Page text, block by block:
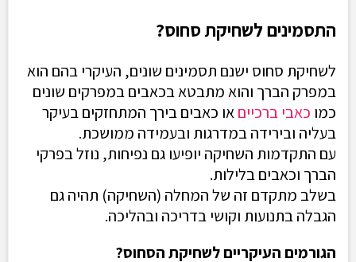
התסמינים לשחיקת סחוס?
לשחיקת סחוס ישנם תסמינים שונים, העיקרי בהם הוא
במפרק הברך והוא מתבטא בכאבים במפרקים שונים
כמו כאבי ברכייםאו כאבים בירך המתחזקים בעיקר
בעליה ובירידה במדרגות ובעמידה ממושכת.
עם התקדמות השחיקה יופיעו גם נפיחות, נוזל בפרקי
הברך וכאבים בלילות.
בשלב מתקדם זה של המחלה (השחיקה) תהיה גם
הגבלה בתנועות וקושי בדריכה ובהליכה.
הגורמים העיקריים לשחיקת הסחוס?